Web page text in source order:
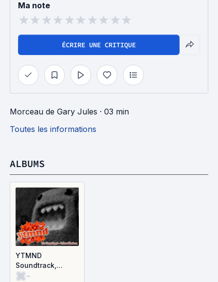
Ma note
ÉCRIRE UNE CRITIQUE
Morceau de Gary Jules · 03 min
Toutes les informations
ALBUMS
YTMND
Soundtrack,
Volume 14
-